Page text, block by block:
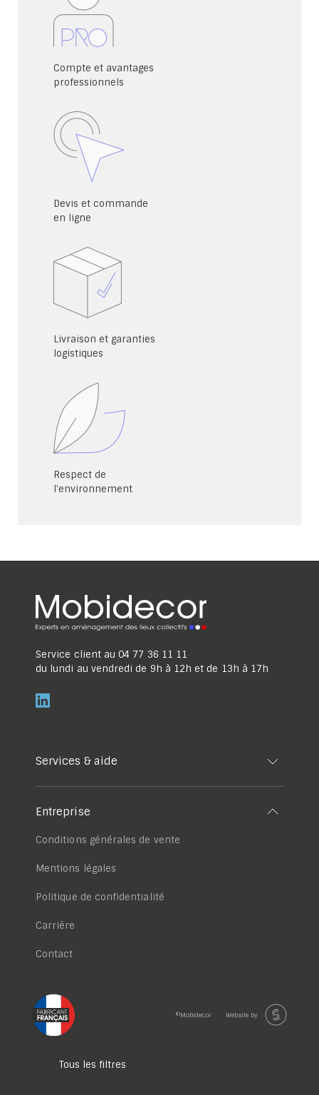
Tous les filtres
Compte et avantages
professionnels
Devis et commande
en ligne
Livraison et garanties
logistiques
Respect de
l'environnement
Service client au 04 77 36 11 11
du lundi au vendredi de 9h à 12h et de 13h à 17h
Services & aide
Entreprise
Conditions générales de vente
Mentions légales
Politique de confidentialité
Carrière
Contact
©Mobidecor Website by